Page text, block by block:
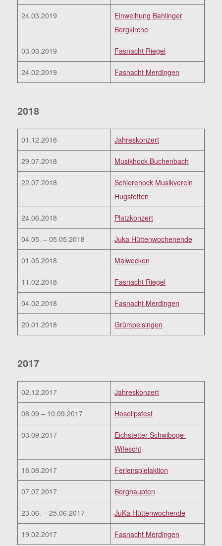
24.03.2019
Einweihung Bahlinger
Bergkirche
03.03.2019 Fasnacht Riegel
24.02.2019 Fasnacht Merdingen
2018
01.12.2018 Jahreskonzert
29.07.2018 Musikhock Buchenbach
22.07.2018
Schierehock Musikverein
Hugstetten
24.06.2018 Platzkonzert
04.05. – 05.05.2018 Juka Hüttenwochenende
01.05.2018 Maiwecken
11.02.2018 Fasnacht Riegel
04.02.2018 Fasnacht Merdingen
20.01.2018 Grümpelsingen
2017
02.12.2017 Jahreskonzert
08.09 – 10.09.2017 Hoselipsfest
03.09.2017
Eichstetter Schwiboge-
Wifescht
18.08.2017 Ferienspielaktion
07.07.2017 Berghaupten
23.06. – 25.06.2017 JuKa Hüttenwochende
19.02.2017 Fasnacht Merdingen